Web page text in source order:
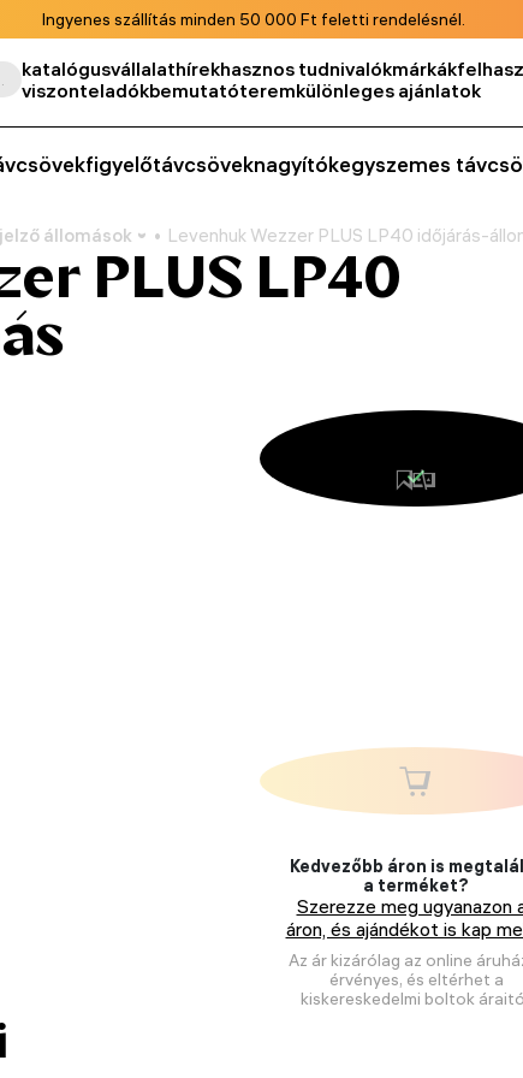
Ingyenes szállítás minden 50 000 Ft feletti rendelésnél.
szerint katalógusvállalathírekhasznos tudnivalókmárkák
viszonteladókbemutatóteremkülönleges ajánlatok
figyelőtávcsöveknagyítókegyszemes
állomások Levenhuk Wezzer PLUS LP40 időjárás-
PLUS LP40
Kedvezőbb áron is
a terméket?
Szerezze meg ugyanazon
áron, és ajándékot is kap
Az ár kizárólag az online
érvényes, és eltérhet a
kiskereskedelmi boltok